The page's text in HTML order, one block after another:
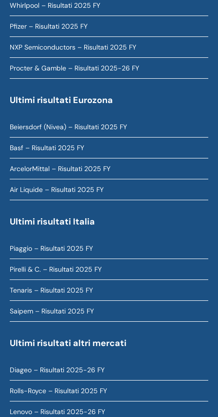
Whirlpool – Risultati 2025 FY
Pfizer – Risultati 2025 FY
NXP Semiconductors – Risultati 2025 FY
Procter & Gamble – Risultati 2025-26 FY
Ultimi risultati Eurozona
Beiersdorf (Nivea) – Risultati 2025 FY
Basf – Risultati 2025 FY
ArcelorMittal – Risultati 2025 FY
Air Liquide – Risultati 2025 FY
Ultimi risultati Italia
Piaggio – Risultati 2025 FY
Pirelli & C. – Risultati 2025 FY
Tenaris – Risultati 2025 FY
Saipem – Risultati 2025 FY
Ultimi risultati altri mercati
Diageo – Risultati 2025-26 FY
Rolls-Royce – Risultati 2025 FY
Lenovo – Risultati 2025-26 FY